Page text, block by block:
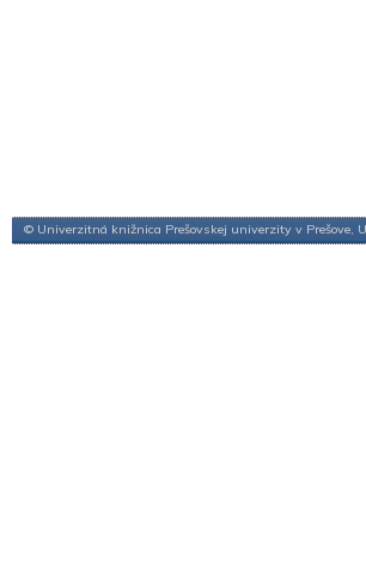
© Univerzitná knižnica Prešovskej univerzity v Prešove,